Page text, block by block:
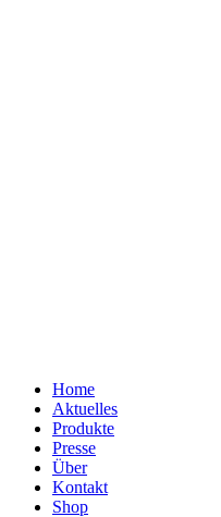
Home
Aktuelles
Produkte
Presse
Über
Kontakt
Shop